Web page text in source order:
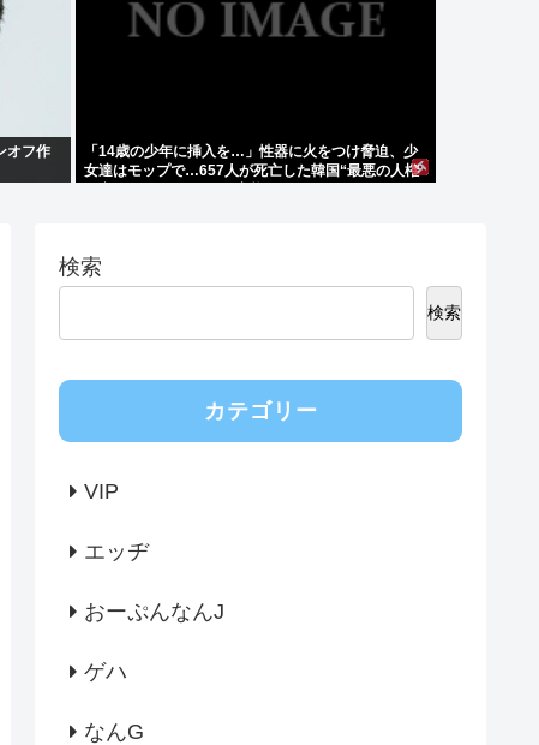
オフ作
「14歳の少年に挿入を…」性器に火をつけ脅迫、少
女達はモップで…657人が死亡した韓国“最悪の人権
検索
検索
カテゴリー
VIP
エッヂ
おーぷんなんJ
ゲハ
なんG